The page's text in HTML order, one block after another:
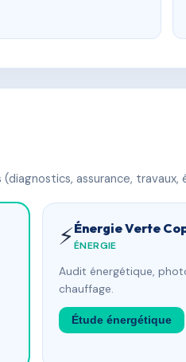
assurance, travaux,
⚡Énergie Verte
ÉNERGIE
Audit énergétique,
chauffage.
Étude énergétique